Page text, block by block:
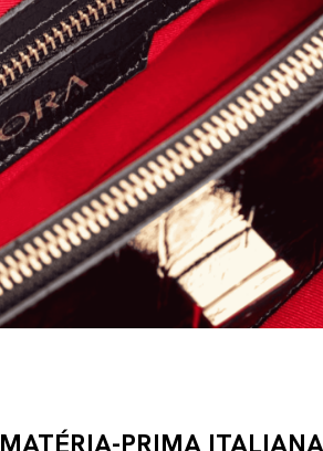
MATÉRIA-PRIMA ITALIANA